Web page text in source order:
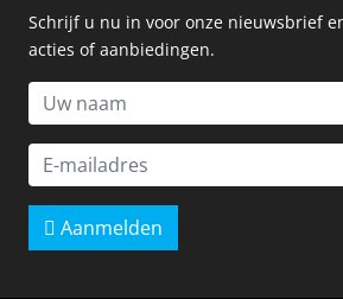
Schrijf u nu in voor onze nieuwsbrief
acties of aanbiedingen.
Aanmelden